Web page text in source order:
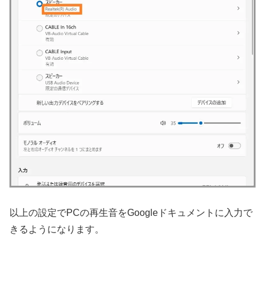
以上の設定でPCの再生音をGoogleドキュメントに入力で
きるようになります。